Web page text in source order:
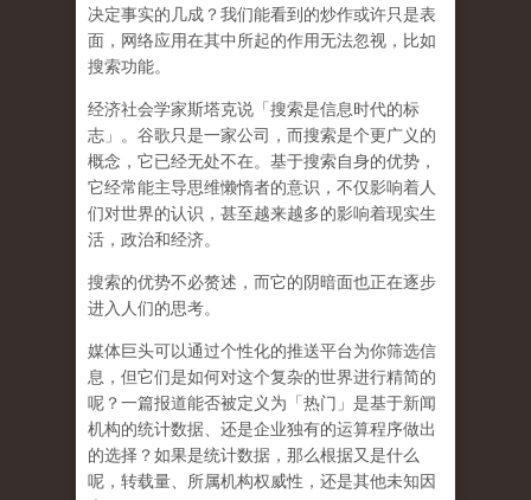
决定事实的几成？我们能看到的炒作或许只是表
面，网络应用在其中所起的作用无法忽视，比如
搜索功能。
经济社会学家斯塔克说「搜索是信息时代的标
志」。谷歌只是一家公司，而搜索是个更广义的
概念，它已经无处不在。基于搜索自身的优势，
它经常能主导思维懒惰者的意识，不仅影响着人
们对世界的认识， 甚至越来越多的影响着现实生
活，政治和经济。
搜索的优势不必赘述，而它的阴暗面也正在逐步
进入人们的思考。
媒体巨头可以通过个性化的推送平台为你筛选信
息，但它们是如何对这个复杂的世界进行精简的
呢？一篇报道能否被定义为「热门」是基于新闻
机构的统计数据、还是企业独有的运算程序做出
的选择？如果是统计数据，那么根据又是什么
呢，转载量、所属机构权威性，还是其他未知因